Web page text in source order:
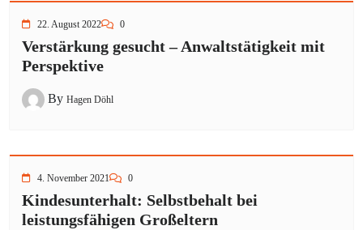
22. August 2022 0
Verstärkung gesucht – Anwaltstätigkeit mit
Perspektive
By Hagen Döhl
4. November 2021 0
Kindesunterhalt: Selbstbehalt bei
leistungsfähigen Großeltern